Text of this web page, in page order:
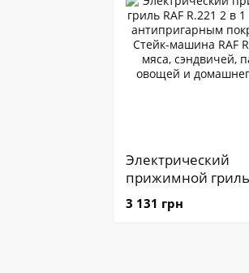
Электрический
прижимной гриль
R.221 2 в 1 2000 Вт
антипригарным
3 131 грн